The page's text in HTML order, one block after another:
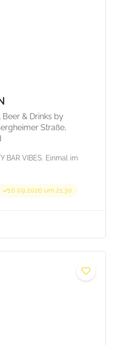
Beer & Drinks by
Straße,
BAR VIBES. Einmal im
16.09.2026 um 21:30